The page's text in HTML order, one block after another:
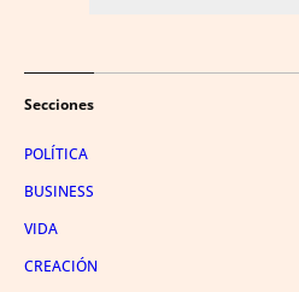
Secciones
POLÍTICA
BUSINESS
VIDA
CREACIÓN